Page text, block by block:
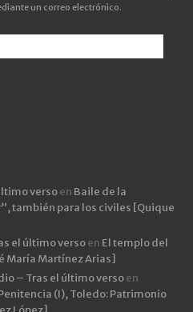
un correo electrónico.
versoen Baile de la
también para los civiles [Quique
el último versoen El templo del
María Martínez Arias]
– Tras el último versoen
(I), Toledo: Patrimonio